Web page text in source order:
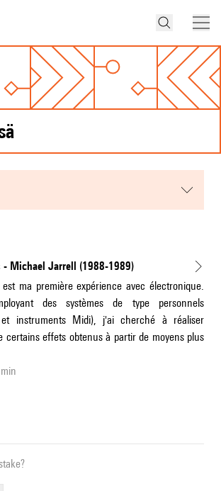
- Michael Jarrell (1988-1989)
est ma première expérience avec électronique.
des systèmes de type personnels
et instruments Midi), j'ai cherché à réaliser
certains effets obtenus à partir de moyens plus